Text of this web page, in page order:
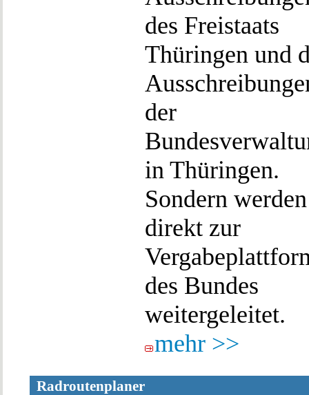
des Freistaats
Thüringen und
der
in Thüringen.
Sondern werden
direkt zur
des Bundes
weitergeleitet.
mehr >>
Radroutenplaner